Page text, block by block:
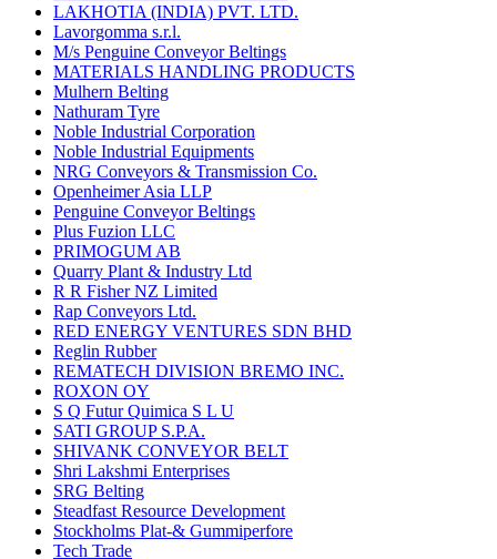
LAKHOTIA (INDIA) PVT. LTD.
Lavorgomma s.r.l.
M/s Penguine Conveyor Beltings
MATERIALS HANDLING PRODUCTS
Mulhern Belting
Nathuram Tyre
Noble Industrial Corporation
Noble Industrial Equipments
NRG Conveyors & Transmission Co.
Openheimer Asia LLP
Penguine Conveyor Beltings
Plus Fuzion LLC
PRIMOGUM AB
Quarry Plant & Industry Ltd
R R Fisher NZ Limited
Rap Conveyors Ltd.
RED ENERGY VENTURES SDN BHD
Reglin Rubber
REMATECH DIVISION BREMO INC.
ROXON OY
S Q Futur Quimica S L U
SATI GROUP S.P.A.
SHIVANK CONVEYOR BELT
Shri Lakshmi Enterprises
SRG Belting
Steadfast Resource Development
Stockholms Plat-& Gummiperfore
Tech Trade